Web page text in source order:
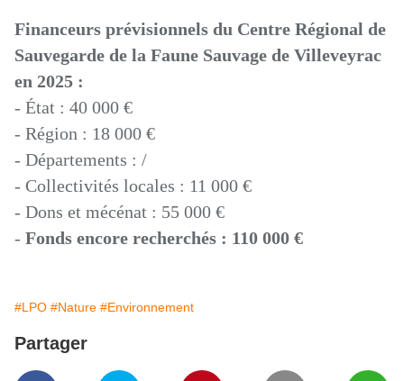
Financeurs prévisionnels du Centre Régional de
Sauvegarde de la Faune Sauvage de Villeveyrac
en 2025 :
- État : 40 000 €
- Région : 18 000 €
- Départements : /
- Collectivités locales : 11 000 €
- Dons et mécénat : 55 000 €
- Fonds encore recherchés : 110 000 €
#LPO #Nature #Environnement
Partager